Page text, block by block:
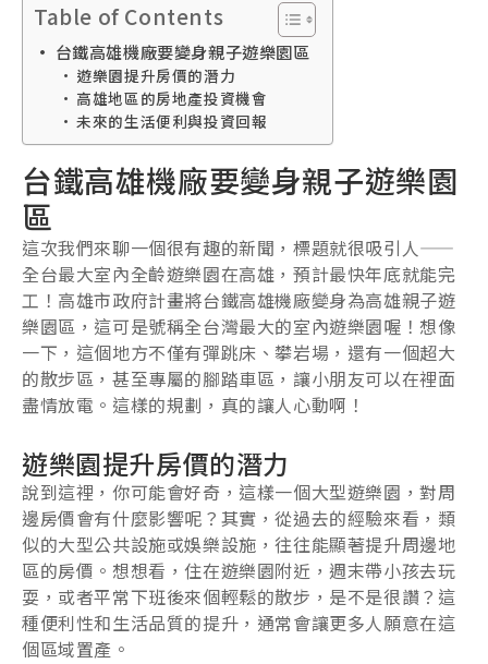
Table of Contents
台鐵高雄機廠要變身親子遊樂園區
遊樂園提升房價的潛力
高雄地區的房地產投資機會
未來的生活便利與投資回報
台鐵高雄機廠要變身親子遊樂園
區
這次我們來聊一個很有趣的新聞，標題就很吸引人——
全台最大室內全齡遊樂園在高雄，預計最快年底就能完
工！高雄市政府計畫將台鐵高雄機廠變身為高雄親子遊
樂園區，這可是號稱全台灣最大的室內遊樂園喔！想像
一下，這個地方不僅有彈跳床、攀岩場，還有一個超大
的散步區，甚至專屬的腳踏車區，讓小朋友可以在裡面
盡情放電。這樣的規劃，真的讓人心動啊！
遊樂園提升房價的潛力
說到這裡，你可能會好奇，這樣一個大型遊樂園，對周
邊房價會有什麼影響呢？其實，從過去的經驗來看，類
似的大型公共設施或娛樂設施，往往能顯著提升周邊地
區的房價。想想看，住在遊樂園附近，週末帶小孩去玩
耍，或者平常下班後來個輕鬆的散步，是不是很讚？這
種便利性和生活品質的提升，通常會讓更多人願意在這
個區域置產。